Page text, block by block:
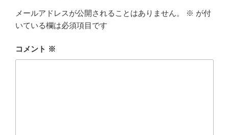
メールアドレスが公開されることはありません。 ※ が付
いている欄は必須項目です
コメント ※